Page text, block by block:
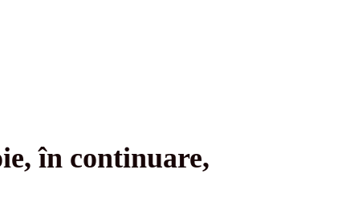
în continuare,